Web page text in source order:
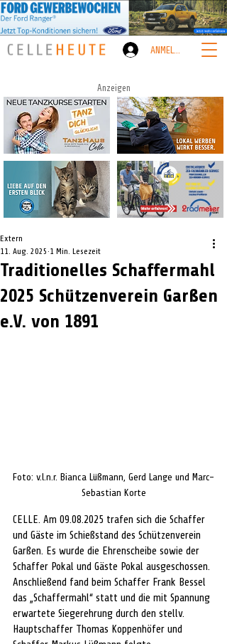
ANMELDEN
Anzeigen
Traditionelles Schaffermahl
2025 Schützenverein Garßen
e.V. von 1891
Extern
11. Aug. 2025 1 Min. Lesezeit
Foto: v.l.n.r. Bianca Lüßmann, Gerd Lange und Marc-
Sebastian Korte
CELLE. Am 09.08.2025 trafen sich die Schaffer
und Gäste im Schießstand des Schützenverein
Garßen. Es wurde die Ehrenscheibe sowie der
Schaffer Pokal und Gäste Pokal ausgeschossen.
Anschließend fand beim Schaffer Frank Bessel
das „Schaffermahl“ statt und die mit Spannung
erwartete Siegerehrung durch den stellv.
Hauptschaffer Thomas Koppenhöfer und